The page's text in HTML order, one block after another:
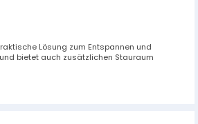
Lösung zum Entspannen und
bietet auch zusätzlichen Stauraum